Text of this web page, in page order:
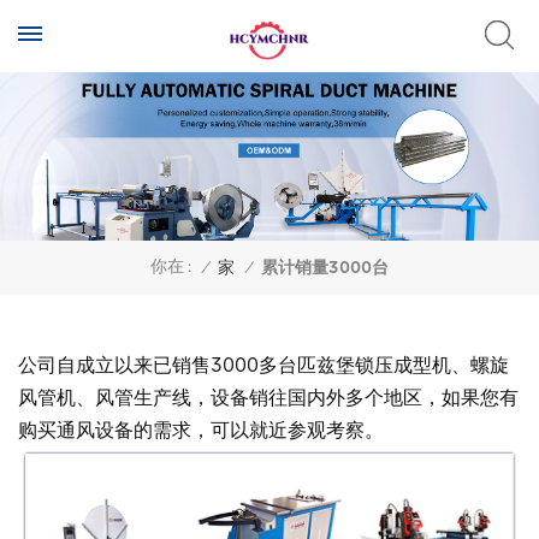
你在 : / 家 / 累计销量3000台
公司自成立以来已销售3000多台匹兹堡锁压成型机、螺旋
风管机、风管生产线，设备销往国内外多个地区，如果您有
购买通风设备的需求，可以就近参观考察。